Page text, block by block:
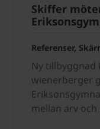
Skiffer
Referenser,
Ny tillbyggnad
wienerberger
mellan arv